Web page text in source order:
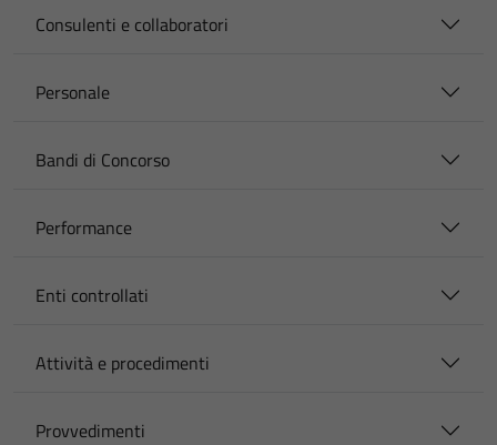
Consulenti e collaboratori
Personale
Bandi di Concorso
Performance
Enti controllati
Attività e procedimenti
Provvedimenti